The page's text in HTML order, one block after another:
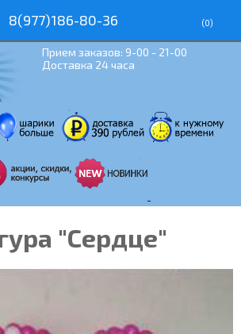
8(977)186-80-36 (0)
Прием заказов: 9-00 - 21-00
Доставка 24 часа
"Сердце"